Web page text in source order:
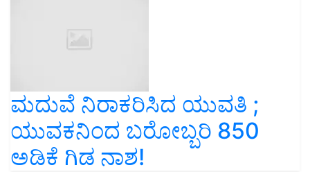
ಮದುವೆ ನಿರಾಕರಿಸಿದ ಯುವತಿ ;
ಯುವಕನಿಂದ ಬರೋಬ್ಬರಿ 850
ಅಡಿಕೆ ಗಿಡ ನಾಶ!